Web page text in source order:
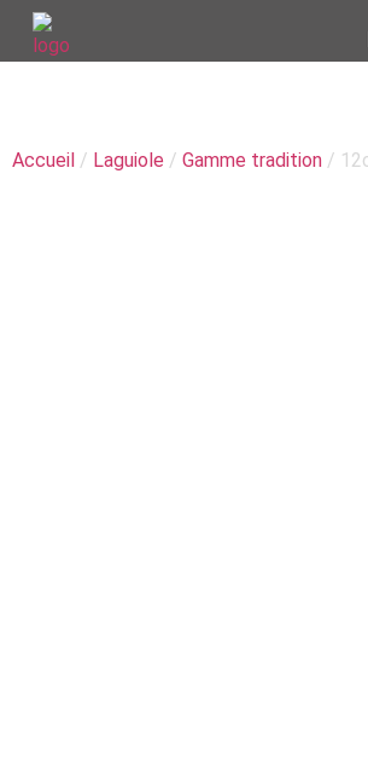
CATÉGORIE :
Accueil / Laguiole / Gamme tradition /